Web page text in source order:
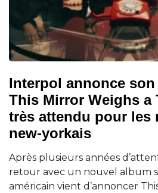
Interpol annonce
This Mirror Weighs a
très attendu pour les
new-yorkais
Après plusieurs années
retour avec un nouvel album
américain vient d’annoncer